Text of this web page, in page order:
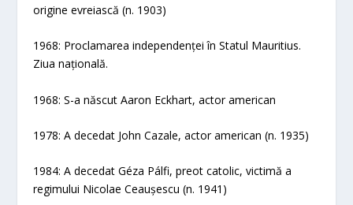
origine evreiască (n. 1903)
1968: Proclamarea independenței în Statul Mauritius.
Ziua națională.
1968: S-a născut Aaron Eckhart, actor american
1978: A decedat John Cazale, actor american (n. 1935)
1984: A decedat Géza Pálfi, preot catolic, victimă a
regimului Nicolae Ceaușescu (n. 1941)